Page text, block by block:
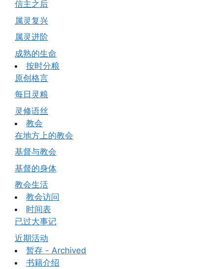
信主之后
属灵复兴
属灵进阶
成熟的生命
按时分粮
原创格言
每日灵粮
灵修语丝
教会
在地方上的教会
基督与教会
基督的身体
教会生活
教会访问
时间表
已过大事记
近期活动
暂存 - Archived
书籍介绍